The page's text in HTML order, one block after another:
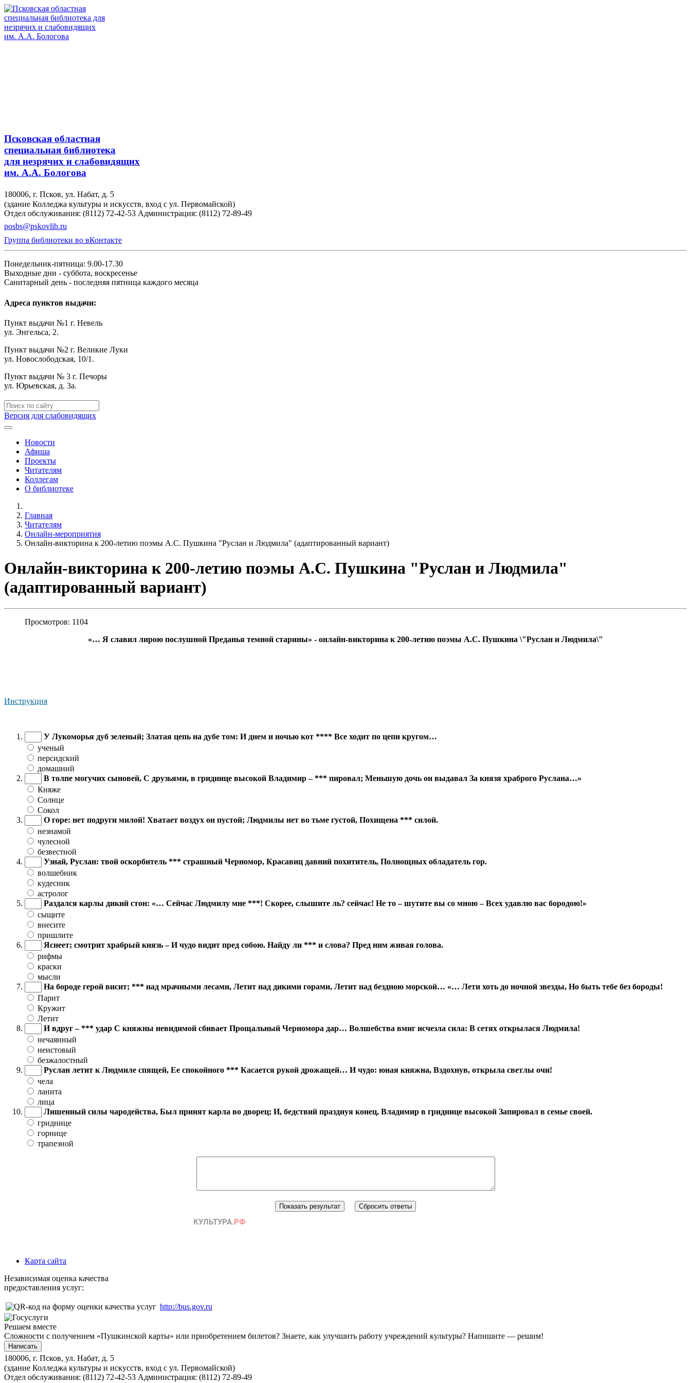
Псковская областная
специальная библиотека
для незрячих и слабовидящих
им. А.А. Бологова
180006, г. Псков, ул. Набат, д. 5
(здание Колледжа культуры и искусств, вход с ул. Первомайской)
Отдел обслуживания: (8112) 72-42-53 Администрация: (8112) 72-89-49
posbs@pskovlib.ru
Группа библиотеки во вКонтакте
Понедельник-пятница: 9.00-17.30
Выходные дни - суббота, воскресенье
Санитарный день - последняя пятница каждого месяца
Адреса пунктов выдачи:
Пункт выдачи №1 г. Невель
ул. Энгельса, 2.
Пункт выдачи №2 г. Великие Луки
ул. Новослободская, 10/1.
Пункт выдачи № 3 г. Печоры
ул. Юрьевская, д. 3а.
Версия для слабовидящих
Новости
Афиша
Проекты
Читателям
Коллегам
О библиотеке
Главная
Читателям
Онлайн-мероприятия
Онлайн-викторина к 200-летию поэмы А.С. Пушкина "Руслан и Людмила" (адаптированный вариант)
Онлайн-викторина к 200-летию поэмы А.С. Пушкина "Руслан и Людмила"
(адаптированный вариант)
Просмотров: 1104
«… Я славил лирою послушной Преданья темной старины» - онлайн-викторина к 200-летию поэмы А.С. Пушкина \"Руслан и Людмила\"
Инструкция
У Лукоморья дуб зеленый; Златая цепь на дубе том: И днем и ночью кот **** Все ходит по цепи кругом…
ученый
персидский
домашний
В толпе могучих сыновей, С друзьями, в гриднице высокой Владимир – *** пировал; Меньшую дочь он выдавал За князя храброго Руслана…»
Княже
Солнце
Сокол
О горе: нет подруги милой! Хватает воздух он пустой; Людмилы нет во тьме густой, Похищена *** силой.
незнамой
чулесной
безвестной
Узнай, Руслан: твой оскорбитель *** страшный Черномор, Красавиц давний похититель, Полнощных обладатель гор.
волшебник
кудесник
астролог
Раздался карлы дикий стон: «… Сейчас Людмилу мне ***! Скорее, слышите ль? сейчас! Не то – шутите вы со мною – Всех удавлю вас бородою!»
сыщите
внесите
пришлите
Яснеет; смотрит храбрый князь – И чудо видит пред собою. Найду ли *** и слова? Пред ним живая голова.
рифмы
краски
мысли
На бороде герой висит; *** над мрачными лесами, Летит над дикими горами, Летит над бездною морской… «… Лети хоть до ночной звезды, Но быть тебе без бороды!
Парит
Кружит
Летит
И вдруг – *** удар С княжны невидимой сбивает Прощальный Черномора дар… Волшебства вмиг исчезла сила: В сетях открылася Людмила!
нечаянный
неистовый
безжалостный
Руслан летит к Людмиле спящей, Ее спокойного *** Касается рукой дрожащей… И чудо: юная княжна, Вздохнув, открыла светлы очи!
чела
ланита
лица
Лишенный силы чародейства, Был принят карла во дворец; И, бедствий празднуя конец, Владимир в гриднице высокой Запировал в семье своей.
гриднице
горнице
трапезной
Карта сайта
Независимая оценка качества
предоставления услуг:
http://bus.gov.ru
Решаем вместе
Сложности с получением «Пушкинской карты» или приобретением билетов? Знаете, как улучшить работу учреждений культуры? Напишите — решим!
Написать
180006, г. Псков, ул. Набат, д. 5
(здание Колледжа культуры и искусств, вход с ул. Первомайской)
Отдел обслуживания: (8112) 72-42-53 Администрация: (8112) 72-89-49